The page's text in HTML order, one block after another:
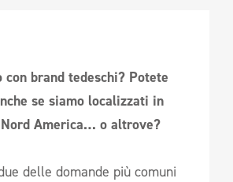
con brand tedeschi? Potete
se siamo localizzati in
America… o altrove?
delle domande più comuni